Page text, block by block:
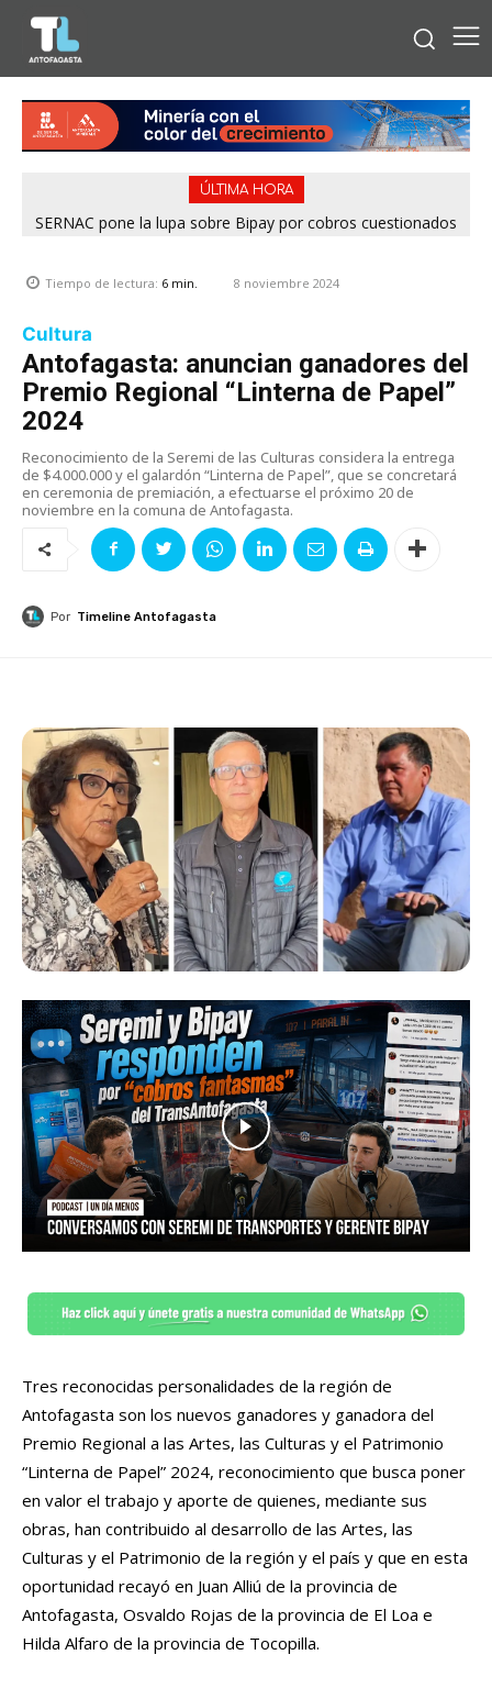
ÚLTIMA HORA
SERNAC pone la lupa sobre Bipay por cobros cuestionados
Tiempo de lectura: 6 min. 8 noviembre 2024
Cultura
Antofagasta: anuncian ganadores del
Premio Regional “Linterna de Papel”
2024
Reconocimiento de la Seremi de las Culturas considera la entrega
de $4.000.000 y el galardón “Linterna de Papel”, que se concretará
en ceremonia de premiación, a efectuarse el próximo 20 de
noviembre en la comuna de Antofagasta.
Por Timeline Antofagasta
Tres reconocidas personalidades de la región de
Antofagasta son los nuevos ganadores y ganadora del
Premio Regional a las Artes, las Culturas y el Patrimonio
“Linterna de Papel” 2024, reconocimiento que busca poner
en valor el trabajo y aporte de quienes, mediante sus
obras, han contribuido al desarrollo de las Artes, las
Culturas y el Patrimonio de la región y el país y que en esta
oportunidad recayó en Juan Alliú de la provincia de
Antofagasta, Osvaldo Rojas de la provincia de El Loa e
Hilda Alfaro de la provincia de Tocopilla.